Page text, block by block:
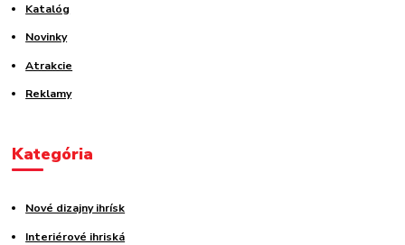
Katalóg
Novinky
Atrakcie
Reklamy
Kategória
Nové dizajny ihrísk
Interiérové ihriská